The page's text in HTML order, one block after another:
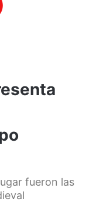
fueron las